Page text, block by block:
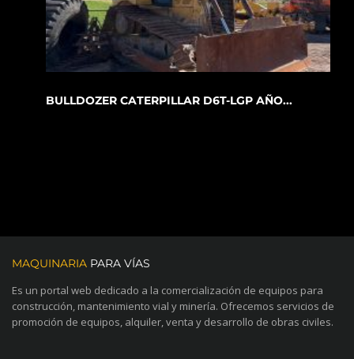
BULLDOZER CATERPILLAR D6T-LGP AÑO...
MAQUINARIA PARA VÍAS
Es un portal web dedicado a la comercialización de equipos para
construcción, mantenimiento vial y minería. Ofrecemos servicios de
promoción de equipos, alquiler, venta y desarrollo de obras civiles.